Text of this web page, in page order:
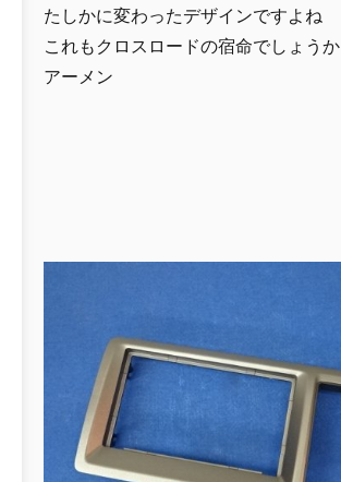
たしかに変わったデザインですよね
これもクロスロードの宿命でしょうか
アーメン